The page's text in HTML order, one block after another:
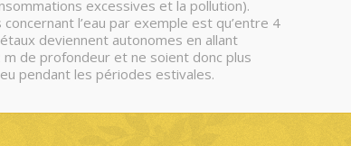
excessives et la pollution).
concernant l’eau par exemple est qu’entre 4
deviennent autonomes en allant
m de profondeur et ne soient donc plus
pendant les périodes estivales.